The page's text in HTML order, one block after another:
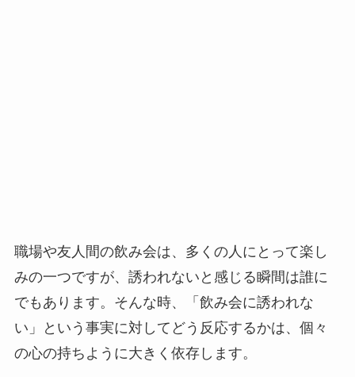
職場や友人間の飲み会は、多くの人にとって楽し
みの一つですが、誘われないと感じる瞬間は誰に
でもあります。そんな時、「飲み会に誘われな
い」という事実に対してどう反応するかは、個々
の心の持ちように大きく依存します。